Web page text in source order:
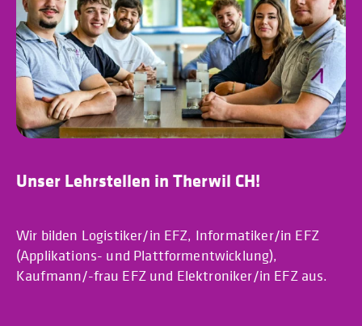
Unser Lehrstellen in Therwil CH!
Wir bilden Logistiker/in EFZ, Informatiker/in EFZ
(Applikations- und Plattformentwicklung),
Kaufmann/-frau EFZ und Elektroniker/in EFZ aus.